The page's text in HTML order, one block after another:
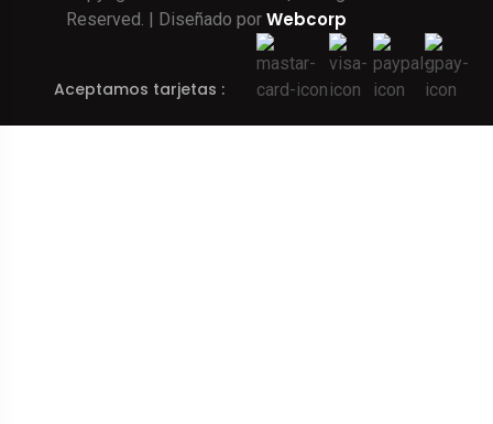
Reserved. | Diseñado por Webcorp
Aceptamos tarjetas :